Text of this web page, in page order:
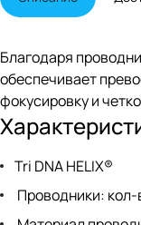
Благодаря
обеспечивает
фокусировку и
Tri DNA HELIX®
Проводники: кол-